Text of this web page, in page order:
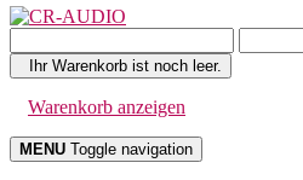
Ihr Warenkorb ist noch leer.
Warenkorb anzeigen
MENU Toggle navigation